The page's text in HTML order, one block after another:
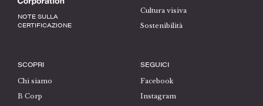
NOTE SULLA
CERTIFICAZIONE
Cultura visiva
Sostenibilità
SCOPRI
Chi siamo
B Corp
SEGUICI
Facebook
Instagram